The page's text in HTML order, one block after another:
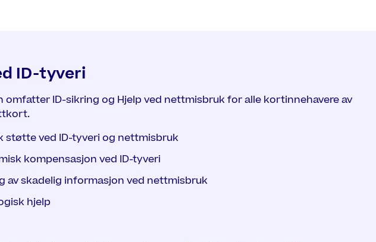
ID-tyveri
omfatter ID-sikring og Hjelp ved nettmisbruk for alle kortinnehavere av
støtte ved ID-tyveri og nettmisbruk
kompensasjon ved ID-tyveri
av skadelig informasjon ved nettmisbruk
hjelp